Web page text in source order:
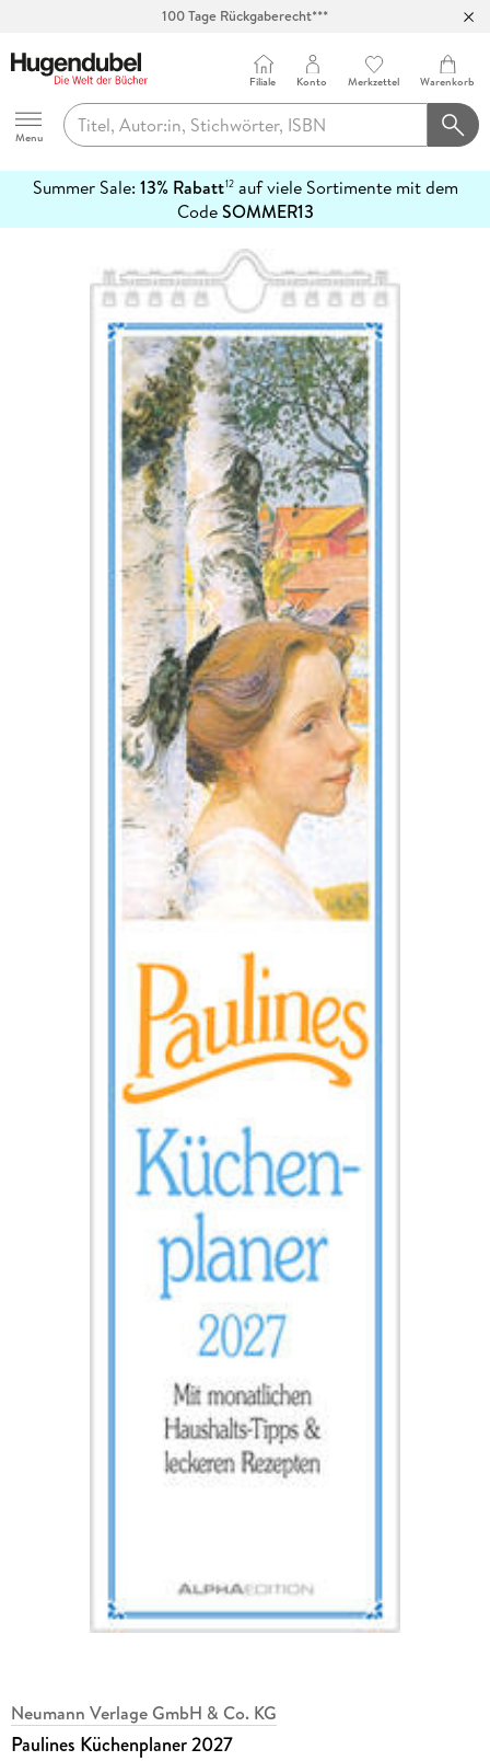
Hugendubel
Menu
Filiale Konto Merkzettel Warenkorb
Summer Sale: 13% Rabatt12auf viele Sortimente mit dem
CodeSOMMER13
erfahren
Neumann Verlage GmbH & Co. KG
Paulines Küchenplaner 2027